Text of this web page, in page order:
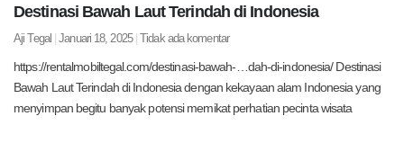
Destinasi Bawah Laut Terindah di Indonesia
Aji Tegal Januari 18, 2025 Tidak ada komentar
https://rentalmobiltegal.com/destinasi-bawah-…dah-di-indonesia/ Destinasi
Bawah Laut Terindah di Indonesia dengan kekayaan alam Indonesia yang
menyimpan begitu banyak potensi memikat perhatian pecinta wisata